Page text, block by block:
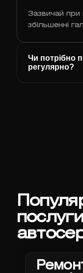
Зазвичай при
збільшенні
Чи потрібно
регулярно?